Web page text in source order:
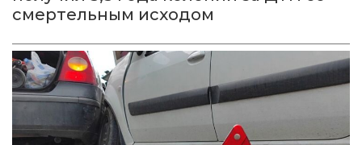
смертельным исходом